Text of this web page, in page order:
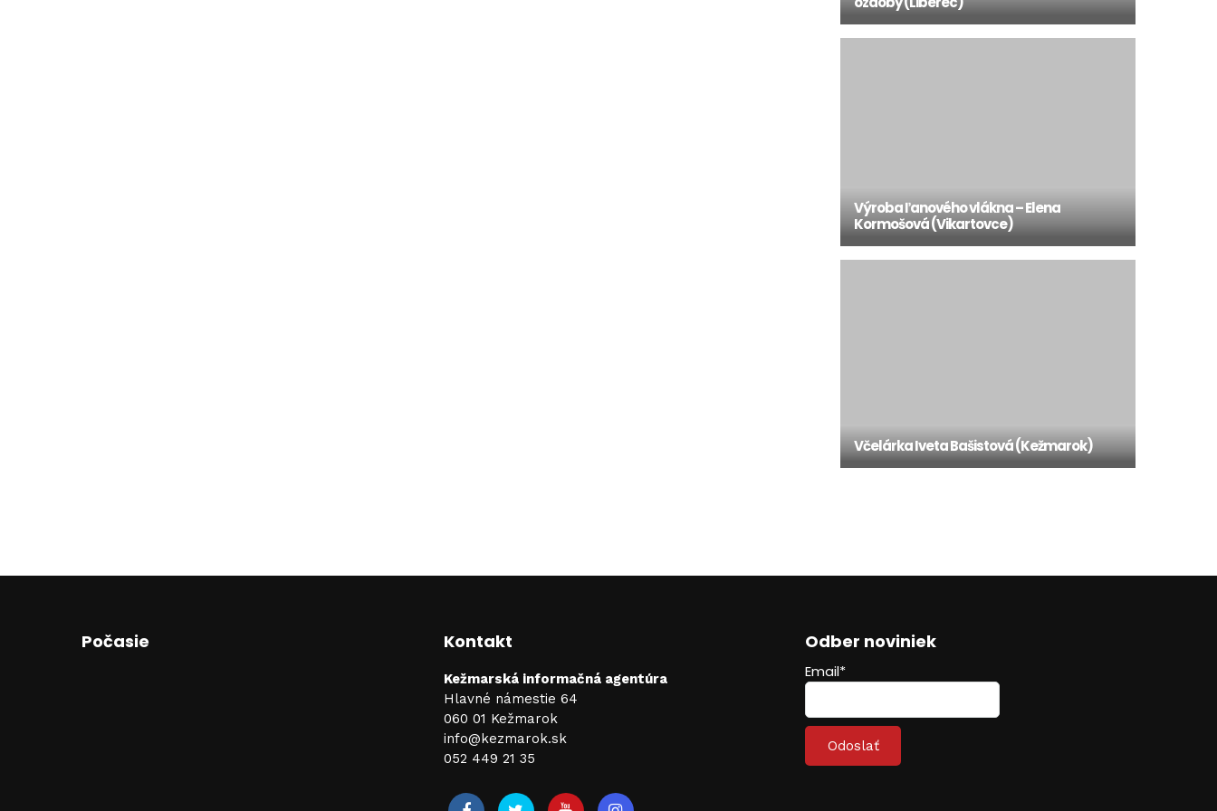
Výroba ľanového vlákna – Elena
Kormošová (Vikartovce)
Včelárka Iveta Bašistová (Kežmarok)
Počasie Kontakt
Kežmarská informačná agentúra
Hlavné námestie 64
060 01 Kežmarok
info@kezmarok.sk
052 449 21 35
Odber noviniek
Email*